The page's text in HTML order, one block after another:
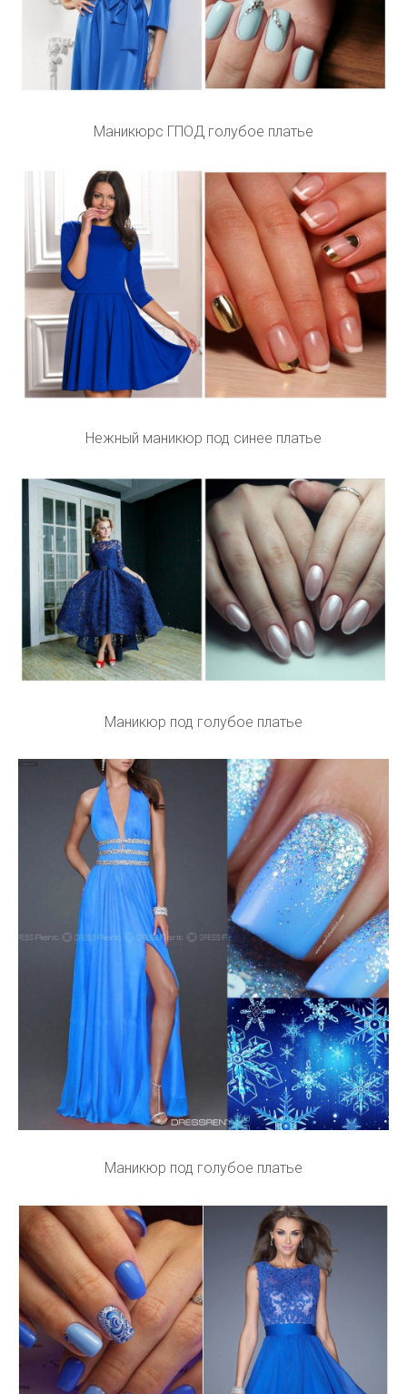
Маникюрс ГПОД голубое платье
Нежный маникюр под синее платье
Маникюр под голубое платье
Маникюр под голубое платье